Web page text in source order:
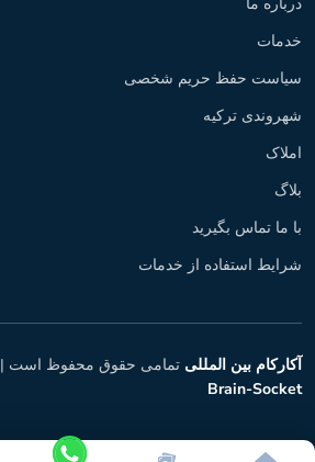
درباره ما
خدمات
سیاست حفظ حریم شخصی
شهروندی ترکیه
املاک
بلاگ
با ما تماس بگیرید
شرایط استفاده از خدمات
آکارکام بین المللی تمامی حقوق محفوظ است |
Brain-Socket